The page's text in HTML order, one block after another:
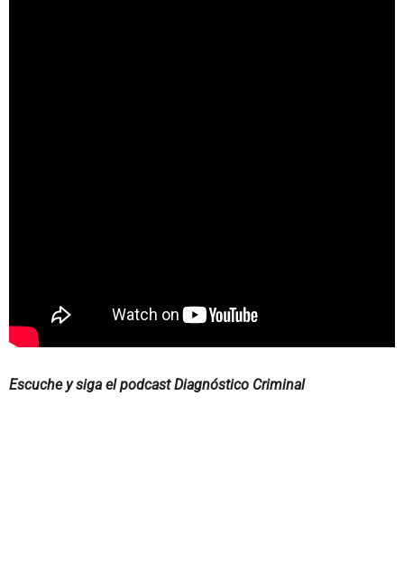
Escuche y siga el podcast Diagnóstico Criminal